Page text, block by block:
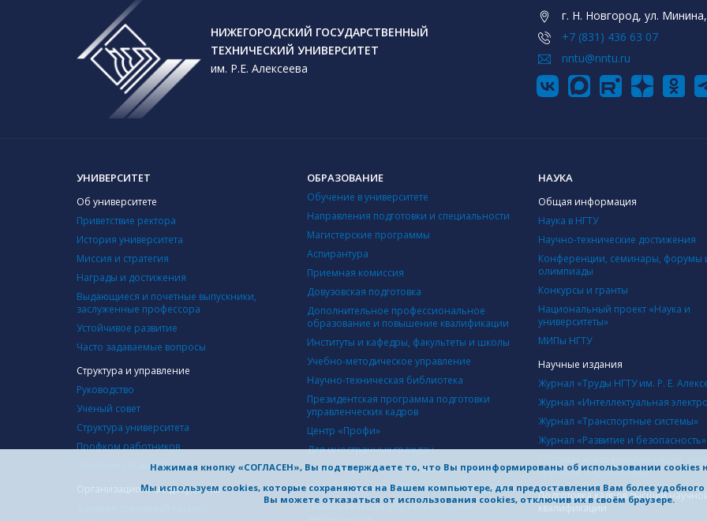
Нажимая кнопку «СОГЛАСЕН», Вы подтверждаете то, что Вы проинформированы об использовании cookies
Мы используем cookies, которые сохраняются на Вашем компьютере, для предоставления Вам более
Вы можете отказаться от использования cookies, отключив их в своём браузере.
НИЖЕГОРОДСКИЙ ГОСУДАРСТВЕННЫЙ
ТЕХНИЧЕСКИЙ УНИВЕРСИТЕТ
им. Р.Е. Алексеева
г. Н. Новгород, ул.
+7 (831) 436 63 07
nntu@nntu.ru
УНИВЕРСИТЕТ
Об университете
Приветствие ректора
История университета
Миссия и стратегия
Награды и достижения
Выдающиеся и почетные выпускники,
заслуженные профессора
Устойчивое развитие
Часто задаваемые вопросы
Структура и управление
Руководство
Ученый совет
Структура университета
Профком работников
Профком студентов
Организационные документы
ОБРАЗОВАНИЕ
Обучение в университете
Направления подготовки и специальности
Магистерские программы
Аспирантура
Приемная комиссия
Довузовская подготовка
Дополнительное профессиональное
образование и повышение квалификации
Институты и кафедры, факультеты и школы
Учебно-методическое управление
Научно-техническая библиотека
Президентская программа подготовки
управленческих кадров
Центр «Профи»
Для иностранных граждан
Центр обучения иностранных студентов
Информационно-образовательная среда
Оценка качества образовательной
НАУКА
Общая информация
Наука в НГТУ
Научно-технические достижения
Конференции, семинары, форумы
олимпиады
Конкурсы и гранты
Национальный проект «Наука и
университеты»
МИПы НГТУ
Научные издания
Журнал «Труды НГТУ им. Р. Е.
Журнал «Интеллектуальная
Журнал «Транспортные системы»
Журнал «Развитие и безопасность»
практики, перспективы»
Подготовка кадров высшей
квалификации